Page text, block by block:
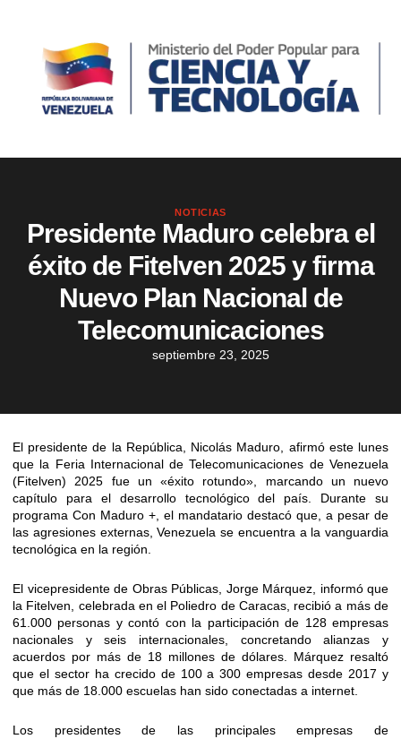
NOTICIAS
Presidente Maduro celebra el
éxito de Fitelven 2025 y firma
Nuevo Plan Nacional de
Telecomunicaciones
septiembre 23, 2025
El presidente de la República, Nicolás Maduro, afirmó este lunes
que la Feria Internacional de Telecomunicaciones de Venezuela
(Fitelven) 2025 fue un «éxito rotundo», marcando un nuevo
capítulo para el desarrollo tecnológico del país. Durante su
programa Con Maduro +, el mandatario destacó que, a pesar de
las agresiones externas, Venezuela se encuentra a la vanguardia
tecnológica en la región.
El vicepresidente de Obras Públicas, Jorge Márquez, informó que
la Fitelven, celebrada en el Poliedro de Caracas, recibió a más de
61.000 personas y contó con la participación de 128 empresas
nacionales y seis internacionales, concretando alianzas y
acuerdos por más de 18 millones de dólares. Márquez resaltó
que el sector ha crecido de 100 a 300 empresas desde 2017 y
que más de 18.000 escuelas han sido conectadas a internet.
Los presidentes de las principales empresas de